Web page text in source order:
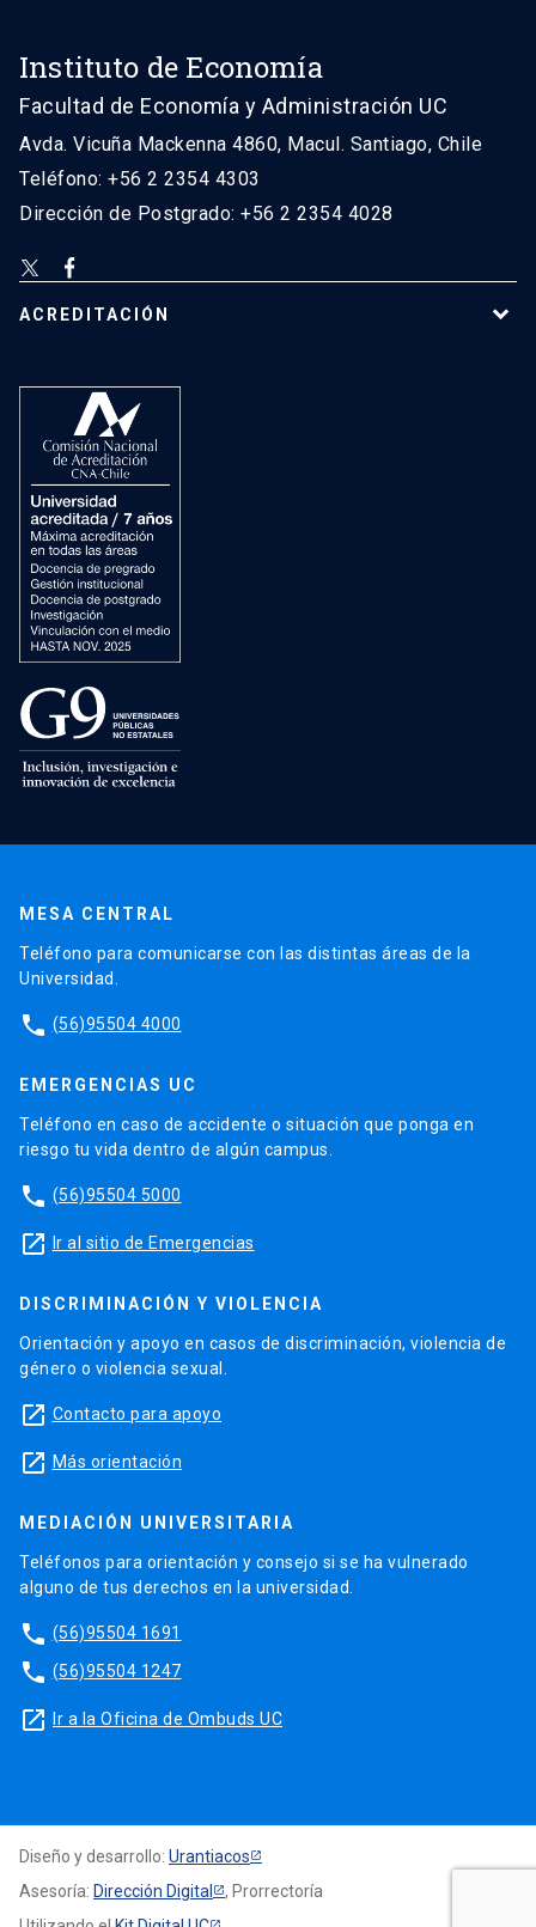
Instituto de Economía
Facultad de Economía y Administración UC
Avda. Vicuña Mackenna 4860, Macul. Santiago, Chile
Teléfono: +56 2 2354 4303
Dirección de Postgrado: +56 2 2354 4028
ACREDITACIÓN
MESA CENTRAL
Teléfono para comunicarse con las distintas áreas de la
Universidad.
phone (56)95504 4000
EMERGENCIAS UC
Teléfono en caso de accidente o situación que ponga en
riesgo tu vida dentro de algún campus.
phone (56)95504 5000
launch Ir al sitio de Emergencias
DISCRIMINACIÓN Y VIOLENCIA
Orientación y apoyo en casos de discriminación, violencia de
género o violencia sexual.
launch Contacto para apoyo
launch Más orientación
MEDIACIÓN UNIVERSITARIA
Teléfonos para orientación y consejo si se ha vulnerado
alguno de tus derechos en la universidad.
phone (56)95504 1691
phone (56)95504 1247
launch Ir a la Oficina de Ombuds UC
Diseño y desarrollo: Urantiacos
Asesoría: Dirección Digital
, Prorrectoría